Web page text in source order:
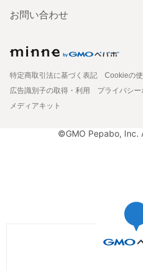
お問い合わせ
特定商取引法に基づく表記
Cookieの
広告識別子の取得・利用
プライバシー
メディアキット
©GMO Pepabo, Inc.